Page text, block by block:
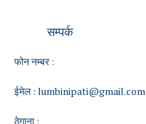
सम्पर्क
फोन नम्बर :
ईमेल : lumbinipati@gmail.com
ठेगाना :